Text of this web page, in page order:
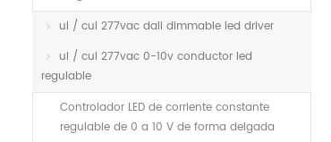
ul / cul 277vac dali dimmable led driver
ul / cul 277vac 0-10v conductor led
regulable
Controlador LED de corriente constante
regulable de 0 a 10 V de forma delgada